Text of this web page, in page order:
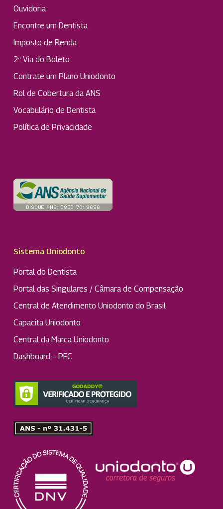
Ouvidoria
Encontre um Dentista
Imposto de Renda
2ª Via do Boleto
Contrate um Plano Uniodonto
Rol de Cobertura da ANS
Vocabulário de Dentista
Política de Privacidade
Sistema Uniodonto
Portal do Dentista
Portal das Singulares / Câmara de Compensação
Central de Atendimento Uniodonto do Brasil
Capacita Uniodonto
Central da Marca Uniodonto
Dashboard – PFC